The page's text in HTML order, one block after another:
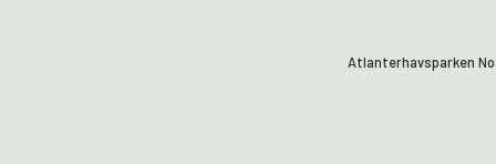
Atlanterhavsparken